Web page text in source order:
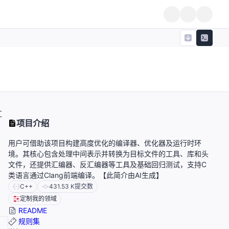
项目介绍
用户可借助该项目构建高度优化的编译器、优化器及运行时环
境。其核心包含处理中间表示并转换为目标文件的工具、库和头
文件，还提供汇编器、反汇编器等工具及基础回归测试，支持C
类语言通过Clang前端编译。【此简介由AI生成】
C++ 431.53 K提交数
定制我的领域
README
规则集